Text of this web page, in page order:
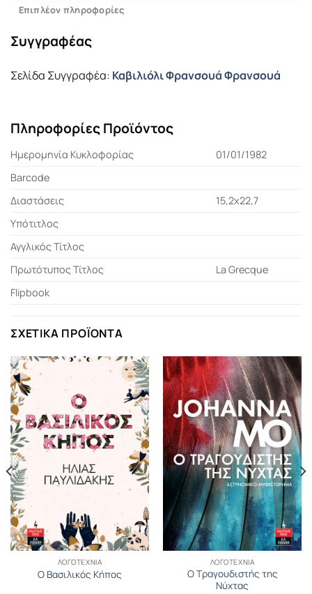
Επιπλέον πληροφορίες
Συγγραφέας
Σελίδα Συγγραφέα: Καβιλιόλι Φρανσουά Φρανσουά
Πληροφορίες Προϊόντος
Ημερομηνία Κυκλοφορίας
01/01/1982
Barcode
Διαστάσεις
15,2x22,7
Υπότιτλος
Αγγλικός Τίτλος
Πρωτότυπος Τίτλος
La Grecque
Flipbook
ΣΧΕΤΙΚΆ ΠΡΟΪΌΝΤΑ
ΛΟΓΟΤΕΧΝΊΑ
Ο Βασιλικός Κήπος
ΛΟΓΟΤΕΧΝΊΑ
Ο Τραγουδιστής της
Νύχτας